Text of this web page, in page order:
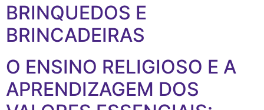
BRINQUEDOS E
BRINCADEIRAS
O ENSINO RELIGIOSO E A
APRENDIZAGEM DOS